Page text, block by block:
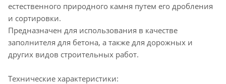
естественного природного камня путем его дробления
и сортировки.
Предназначен для использования в качестве
заполнителя для бетона, а также для дорожных и
других видов строительных работ.
Технические характеристики: